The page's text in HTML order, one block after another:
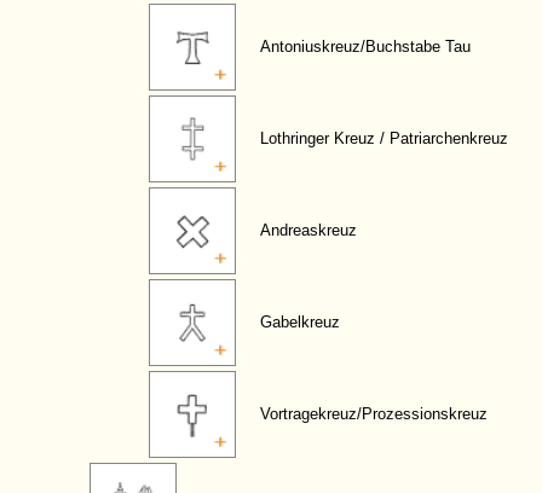
Antoniuskreuz/Buchstabe Tau
Lothringer Kreuz / Patriarchenkreuz
Andreaskreuz
Gabelkreuz
Vortragekreuz/Prozessionskreuz